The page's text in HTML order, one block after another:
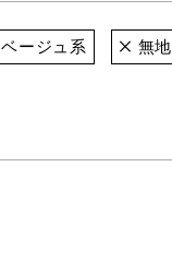
ベージュ系 無地